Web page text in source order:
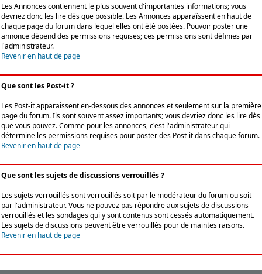
Les Annonces contiennent le plus souvent d'importantes informations; vous
devriez donc les lire dès que possible. Les Annonces apparaîssent en haut de
chaque page du forum dans lequel elles ont été postées. Pouvoir poster une
annonce dépend des permissions requises; ces permissions sont définies par
l'administrateur.
Revenir en haut de page
Que sont les Post-it ?
Les Post-it apparaissent en-dessous des annonces et seulement sur la première
page du forum. Ils sont souvent assez importants; vous devriez donc les lire dès
que vous pouvez. Comme pour les annonces, c'est l'administrateur qui
détermine les permissions requises pour poster des Post-it dans chaque forum.
Revenir en haut de page
Que sont les sujets de discussions verrouillés ?
Les sujets verrouillés sont verrouillés soit par le modérateur du forum ou soit
par l'administrateur. Vous ne pouvez pas répondre aux sujets de discussions
verrouillés et les sondages qui y sont contenus sont cessés automatiquement.
Les sujets de discussions peuvent être verrouillés pour de maintes raisons.
Revenir en haut de page